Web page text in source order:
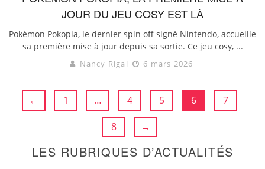
JOUR DU JEU COSY EST LÀ
Pokémon Pokopia, le dernier spin off signé Nintendo, accueille
sa première mise à jour depuis sa sortie. Ce jeu cosy, ...
Nancy Rigal 6 mars 2026
← 1 … 4 5 6 7
8 →
LES RUBRIQUES D’ACTUALITÉS